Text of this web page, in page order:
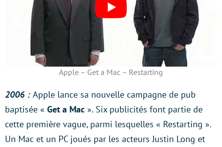
Apple – Get a Mac – Restarting
2006 : Apple lance sa nouvelle campagne de pub
baptisée « Get a Mac ». Six publicités font partie de
cette première vague, parmi lesquelles « Restarting ».
Un Mac et un PC joués par les acteurs Justin Long et